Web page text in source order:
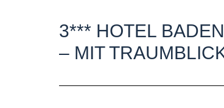
3*** HOTEL
– MIT